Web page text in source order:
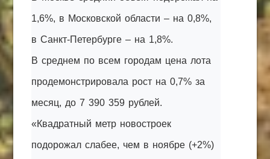
1,6%, в Московской области – на 0,8%,
в Санкт-Петербурге – на 1,8%.
В среднем по всем городам цена лота
продемонстрировала рост на 0,7% за
месяц, до 7 390 359 рублей.
«Квадратный метр новостроек
подорожал слабее, чем в ноябре (+2%)